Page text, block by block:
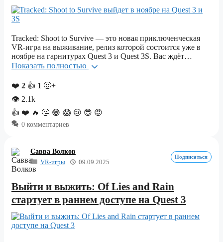
Tracked: Shoot to Survive — это новая приключенческая
VR-игра на выживание, релиз которой состоится уже в
ноябре на гарнитурах Quest 3 и Quest 3S. Вас ждёт…
Показать полностью
❤️ 2 👍 1 🙂+
👁 2.1k
👍 ❤️ 🔥 🤔 😂 😱 😢 😎 😡
0 комментариев
Савва Волков
VR-игры
09.09.2025
Подписаться
Выйти и выжить: Of Lies and Rain
стартует в раннем доступе на Quest 3